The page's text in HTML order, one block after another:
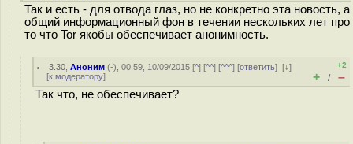
Так и есть - для отвода глаз, но не конкретно эта новость, а
общий информационный фон в течении нескольких лет про
то что Tor якобы обеспечивает анонимность.
3.30 ,Аноним (-), 00:59, 10/09/2015 [^] [^^] [^^^] [ответить][↓]
[к модератору]
+2
+ / –
Так что, не обеспечивает?